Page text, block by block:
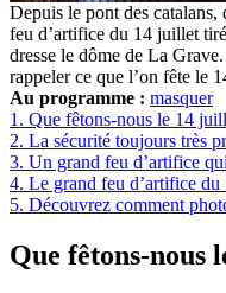
Depuis le pont des catalans,
feu d’artifice du 14 juillet
dresse le dôme de La
rappeler ce que l’on fête le
Au programme : masquer
1. Que fêtons-nous le 14
2. La sécurité toujours très
3. Un grand feu d’artifice
4. Le grand feu d’artifice
5. Découvrez comment
Que fêtons-nous